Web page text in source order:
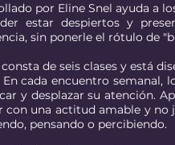
por Eline Snel ayuda a
estar despiertos y
sin ponerle el rótulo de
de seis clases y está
cada encuentro semanal,
y desplazar su atención.
una actitud amable y no
pensando o percibiendo.